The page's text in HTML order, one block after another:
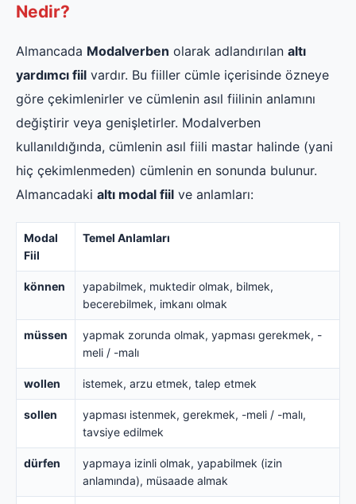
Nedir?
Almancada Modalverben olarak adlandırılan altı
yardımcı fiil vardır. Bu fiiller cümle içerisinde özneye
göre çekimlenirler ve cümlenin asıl fiilinin anlamını
değiştirir veya genişletirler. Modalverben
kullanıldığında, cümlenin asıl fiili mastar halinde (yani
hiç çekimlenmeden) cümlenin en sonunda bulunur.
Almancadaki altı modal fiil ve anlamları:
Modal
Fiil
Temel Anlamları
können
yapabilmek, muktedir olmak, bilmek,
becerebilmek, imkanı olmak
müssen
yapmak zorunda olmak, yapması gerekmek, -
meli / -malı
wollen istemek, arzu etmek, talep etmek
sollen
yapması istenmek, gerekmek, -meli / -malı,
tavsiye edilmek
dürfen
yapmaya izinli olmak, yapabilmek (izin
anlamında), müsaade almak